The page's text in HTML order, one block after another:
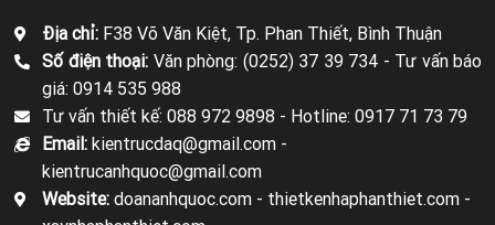
Địa chỉ: F38 Võ Văn Kiệt, Tp. Phan Thiết, Bình Thuận
Số điện thoại: Văn phòng: (0252) 37 39 734 - Tư vấn báo
giá: 0914 535 988
Tư vấn thiết kế: 088 972 9898 - Hotline: 0917 71 73 79
Email: kientrucdaq@gmail.com -
kientrucanhquoc@gmail.com
Website: doananhquoc.com - thietkenhaphanthiet.com -